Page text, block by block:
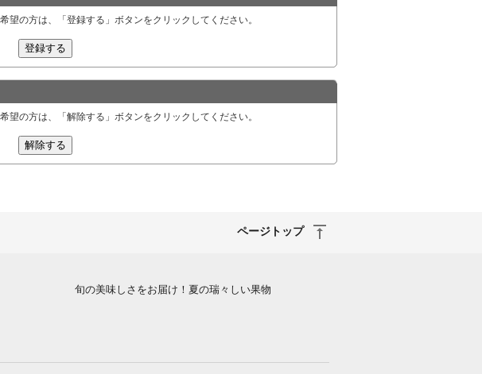
望の方は、「登録する」ボタンをクリックしてください。
望の方は、「解除する」ボタンをクリックしてください。
ページトップ
旬の美味しさをお届け！夏の瑞々しい果物